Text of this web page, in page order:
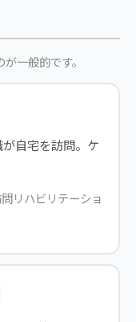
一般的です。
自宅を訪問。ケ
リハビリテーショ